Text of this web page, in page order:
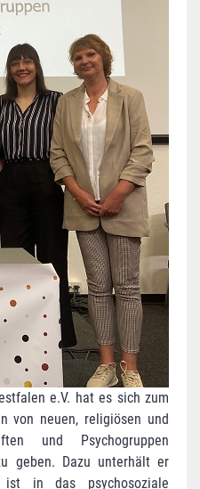
e.V. hat es sich zum
von neuen, religiösen und
und Psychogruppen
geben. Dazu unterhält er
ist in das psychosoziale